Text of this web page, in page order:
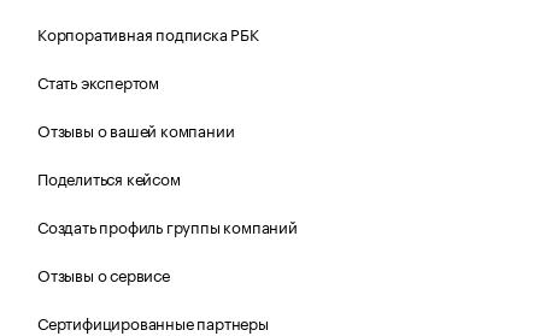
Корпоративная подписка РБК
Стать экспертом
Отзывы о вашей компании
Поделиться кейсом
Создать профиль группы компаний
Отзывы о сервисе
Сертифицированные партнеры